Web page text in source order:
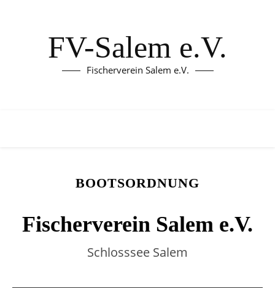
FV-Salem e.V.
Fischerverein Salem e.V.
BOOTSORDNUNG
Fischerverein Salem e.V.
Schlosssee Salem